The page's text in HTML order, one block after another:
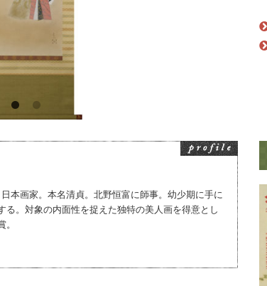
本画家。本名清貞。北野恒富に師事。幼少期に手に
る。対象の内面性を捉えた独特の美人画を得意とし